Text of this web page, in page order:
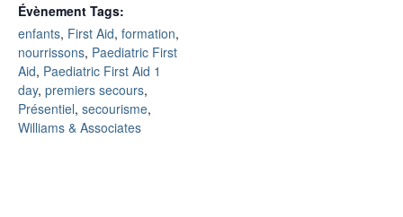
Évènement Tags:
enfants, First Aid, formation,
nourrissons, Paediatric First
Aid, Paediatric First Aid 1
day, premiers secours,
Présentiel, secourisme,
Williams & Associates